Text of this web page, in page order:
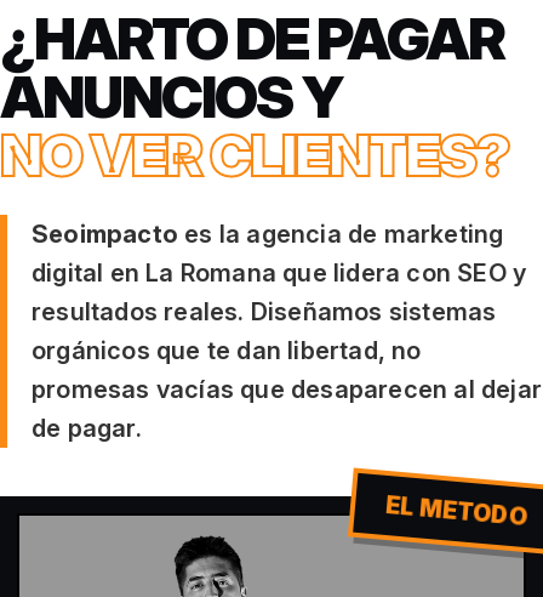
¿HARTO DE PAGAR
ANUNCIOS Y
NO VER CLIENTES?
Seoimpacto es la agencia de marketing
digital en La Romana que lidera con SEO y
resultados reales. Diseñamos sistemas
orgánicos que te dan libertad, no
promesas vacías que desaparecen al dejar
de pagar.
EL METODO